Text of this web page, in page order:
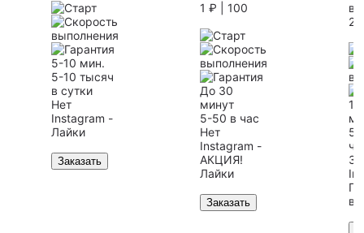
5-10 мин.
5-10 тысяч
в сутки
Нет
Instagram -
Лайки
Заказать
1 ₽ | 100
До 30
минут
5-50 в час
Нет
Instagram -
АКЦИЯ!
Лайки
Заказать
2